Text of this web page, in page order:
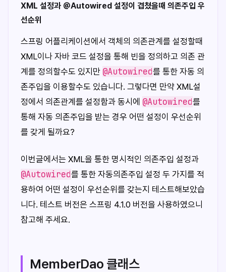
XML 설정과 @Autowired 설정이 겹쳤을때 의존주입 우
선순위
스프링 어플리케이션에서 객체의 의존관계를 설정할때
XML이나 자바 코드 설정을 통해 빈을 정의하고 의존 관
계를 정의할수도 있지만 @Autowired를 통한 자동 의
존주입을 이용할수도 있습니다. 그렇다면 만약 XML설
정에서 의존관계를 설정함과 동시에 @Autowired를
통해 자동 의존주입을 받는 경우 어떤 설정이 우선순위
를 갖게 될까요?
이번글에서는 XML을 통한 명시적인 의존주입 설정과
@Autowired를 통한 자동의존주입 설정 두 가지를 적
용하여 어떤 설정이 우선순위를 갖는지 테스트해보았습
니다. 테스트 버전은 스프링 4.1.0 버전을 사용하였으니
참고해 주세요.
MemberDao 클래스